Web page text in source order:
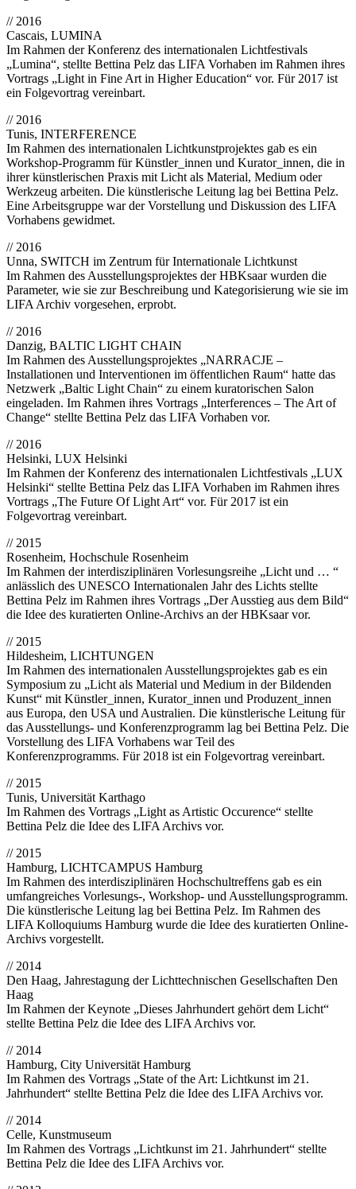
// 2016
Cascais, LUMINA
Im Rahmen der Konferenz des internationalen Lichtfestivals
„Lumina“, stellte Bettina Pelz das LIFA Vorhaben im Rahmen ihres
Vortrags „Light in Fine Art in Higher Education“ vor. Für 2017 ist
ein Folgevortrag vereinbart.
// 2016
Tunis, INTERFERENCE
Im Rahmen des internationalen Lichtkunstprojektes gab es ein
Workshop-Programm für Künstler_innen und Kurator_innen, die in
ihrer künstlerischen Praxis mit Licht als Material, Medium oder
Werkzeug arbeiten. Die künstlerische Leitung lag bei Bettina Pelz.
Eine Arbeitsgruppe war der Vorstellung und Diskussion des LIFA
Vorhabens gewidmet.
// 2016
Unna, SWITCH im Zentrum für Internationale Lichtkunst
Im Rahmen des Ausstellungsprojektes der HBKsaar wurden die
Parameter, wie sie zur Beschreibung und Kategorisierung wie sie im
LIFA Archiv vorgesehen, erprobt.
// 2016
Danzig, BALTIC LIGHT CHAIN
Im Rahmen des Ausstellungsprojektes „NARRACJE –
Installationen und Interventionen im öffentlichen Raum“ hatte das
Netzwerk „Baltic Light Chain“ zu einem kuratorischen Salon
eingeladen. Im Rahmen ihres Vortrags „Interferences – The Art of
Change“ stellte Bettina Pelz das LIFA Vorhaben vor.
// 2016
Helsinki, LUX Helsinki
Im Rahmen der Konferenz des internationalen Lichtfestivals „LUX
Helsinki“ stellte Bettina Pelz das LIFA Vorhaben im Rahmen ihres
Vortrags „The Future Of Light Art“ vor. Für 2017 ist ein
Folgevortrag vereinbart.
// 2015
Rosenheim, Hochschule Rosenheim
Im Rahmen der interdisziplinären Vorlesungsreihe „Licht und … “
anlässlich des UNESCO Internationalen Jahr des Lichts stellte
Bettina Pelz im Rahmen ihres Vortrags „Der Ausstieg aus dem Bild“
die Idee des kuratierten Online-Archivs an der HBKsaar vor.
// 2015
Hildesheim, LICHTUNGEN
Im Rahmen des internationalen Ausstellungsprojektes gab es ein
Symposium zu „Licht als Material und Medium in der Bildenden
Kunst“ mit Künstler_innen, Kurator_innen und Produzent_innen
aus Europa, den USA und Australien. Die künstlerische Leitung für
das Ausstellungs- und Konferenzprogramm lag bei Bettina Pelz. Die
Vorstellung des LIFA Vorhabens war Teil des
Konferenzprogramms. Für 2018 ist ein Folgevortrag vereinbart.
// 2015
Tunis, Universität Karthago
Im Rahmen des Vortrags „Light as Artistic Occurence“ stellte
Bettina Pelz die Idee des LIFA Archivs vor.
// 2015
Hamburg, LICHTCAMPUS Hamburg
Im Rahmen des interdisziplinären Hochschultreffens gab es ein
umfangreiches Vorlesungs-, Workshop- und Ausstellungsprogramm.
Die künstlerische Leitung lag bei Bettina Pelz. Im Rahmen des
LIFA Kolloquiums Hamburg wurde die Idee des kuratierten Online-
Archivs vorgestellt.
// 2014
Den Haag, Jahrestagung der Lichttechnischen Gesellschaften Den
Haag
Im Rahmen der Keynote „Dieses Jahrhundert gehört dem Licht“
stellte Bettina Pelz die Idee des LIFA Archivs vor.
// 2014
Hamburg, City Universität Hamburg
Im Rahmen des Vortrags „State of the Art: Lichtkunst im 21.
Jahrhundert“ stellte Bettina Pelz die Idee des LIFA Archivs vor.
// 2014
Celle, Kunstmuseum
Im Rahmen des Vortrags „Lichtkunst im 21. Jahrhundert“ stellte
Bettina Pelz die Idee des LIFA Archivs vor.